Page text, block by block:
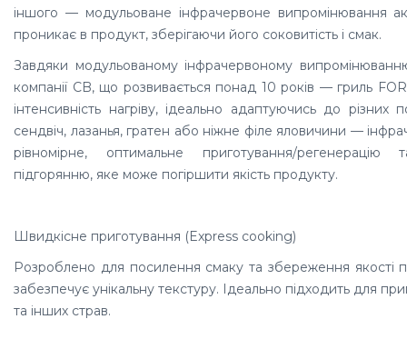
іншого — модульоване інфрачервоне випромінювання
проникає в продукт, зберігаючи його соковитість і смак.
Завдяки модульованому інфрачервоному
компанії CB, що розвивається понад 10 років — гриль
інтенсивність нагріву, ідеально адаптуючись до
сендвіч, лазанья, гратен або ніжне філе яловичини —
рівномірне, оптимальне приготування/
підгорянню, яке може погіршити якість продукту.
Швидкісне приготування (Express cooking)
Розроблено для посилення смаку та збереження якості
забезпечує унікальну текстуру. Ідеально підходить для
та інших страв.